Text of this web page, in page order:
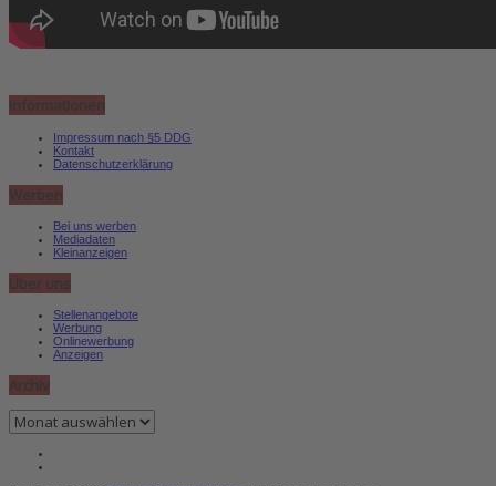
Informationen
Impressum nach §5 DDG
Kontakt
Datenschutzerklärung
Werben
Bei uns werben
Mediadaten
Kleinanzeigen
Über uns
Stellenangebote
Werbung
Onlinewerbung
Anzeigen
Archiv
Archiv